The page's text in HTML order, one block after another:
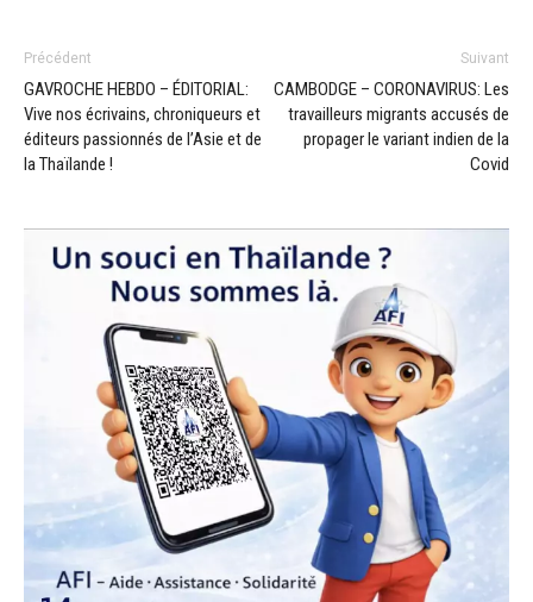
Précédent
GAVROCHE HEBDO – ÉDITORIAL:
Vive nos écrivains, chroniqueurs et
éditeurs passionnés de l’Asie et de
la Thaïlande !
Suivant
CAMBODGE – CORONAVIRUS: Les
travailleurs migrants accusés de
propager le variant indien de la
Covid